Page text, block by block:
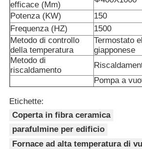
Forno di fusione di induzione di
forno di fusione industriale
Fornace di fusione in alluminio
Forno di sinterizzazione a vuoto
fornace di tempera di vetro
efficace (Mm)
Potenza (KW)
150
Frequenza (HZ)
1500
Metodo di controllo
della temperatura
Termostato
giapponese
Metodo di
riscaldamento
Sistema a vuoto
Pompa a
(elevato
Atmosfera di
sinterizzazione
N2, Ar2 e
Tensione nominale
dell'alimentazione (V)
380
Etichette:
Coperta in fibra ceramica
parafulmine per edificio
Fornace ad alta temperatura di